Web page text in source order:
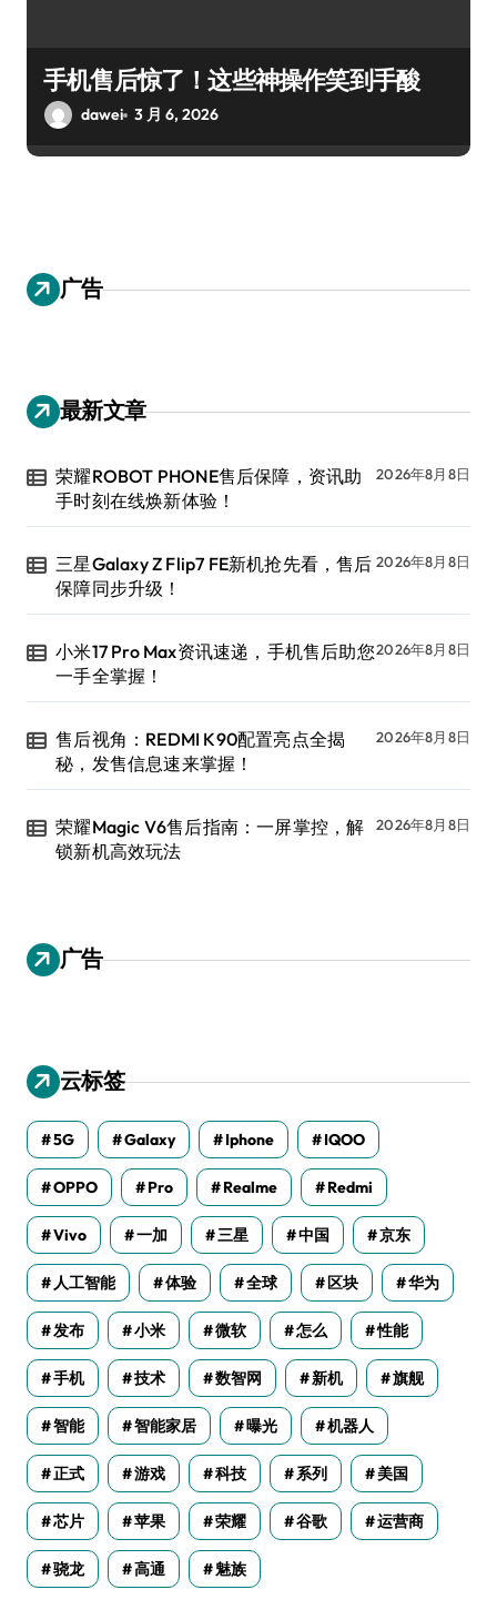
手机售后惊了！这些神操作笑到手酸
dawei 3 月 6, 2026
广告
最新文章
荣耀ROBOT PHONE售后保障，资讯助
手时刻在线焕新体验！
2026年8月8日
三星Galaxy Z Flip7 FE新机抢先看，售后
保障同步升级！
2026年8月8日
小米17 Pro Max资讯速递，手机售后助您
一手全掌握！
2026年8月8日
售后视角：REDMI K90配置亮点全揭
秘，发售信息速来掌握！
2026年8月8日
荣耀Magic V6售后指南：一屏掌控，解
锁新机高效玩法
2026年8月8日
广告
云标签
5G Galaxy Iphone IQOO
OPPO Pro Realme Redmi
Vivo 一加 三星 中国 京东
人工智能 体验 全球 区块 华为
发布 小米 微软 怎么 性能
手机 技术 数智网 新机 旗舰
智能 智能家居 曝光 机器人
正式 游戏 科技 系列 美国
芯片 苹果 荣耀 谷歌 运营商
骁龙 高通 魅族